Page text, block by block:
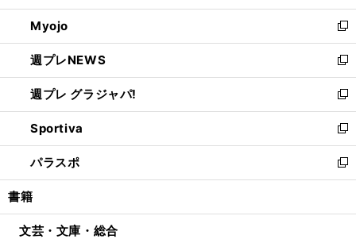
開
く
ウ
で
開
く
ン
ド
ウ
で
開
く
ウ
ィ
ン
ド
ウ
で
開
く
Myojo
新
し
い
ウ
ィ
ン
ド
ウ
で
開
週プレNEWS
新
し
い
ウ
ィ
ン
ド
ウ
開
週プレ グラジャパ!
新
し
い
ウ
ィ
ン
ウ
Sportiva
新
し
い
ウ
ン
パラスポ
新
し
ウ
書籍
文芸・文庫・総合